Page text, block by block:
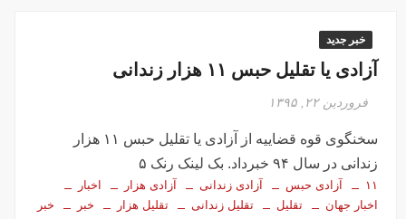
خبر جدید
آزادی یا تقلیل حبس ۱۱ هزار زندانی
فروردین ۲۲, ۱۳۹۵
سخنگوی قوه قضاییه از آزادی یا تقلیل حبس ۱۱ هزار
زندانی در سال ۹۴ خبرداد. بک لینک رنک ۵
۱۱ آزادی حبس آزادی زندانی آزادی هزار
اخبار
اخبار جهان
تقلیل تقلیل زندانی تقلیل هزار خبر
خبر